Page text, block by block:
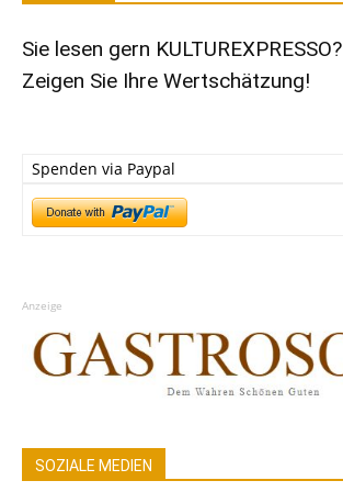
Sie lesen gern KULTUREXPRESSO?
Zeigen Sie Ihre Wertschätzung!
Spenden via Paypal
Anzeige
SOZIALE MEDIEN